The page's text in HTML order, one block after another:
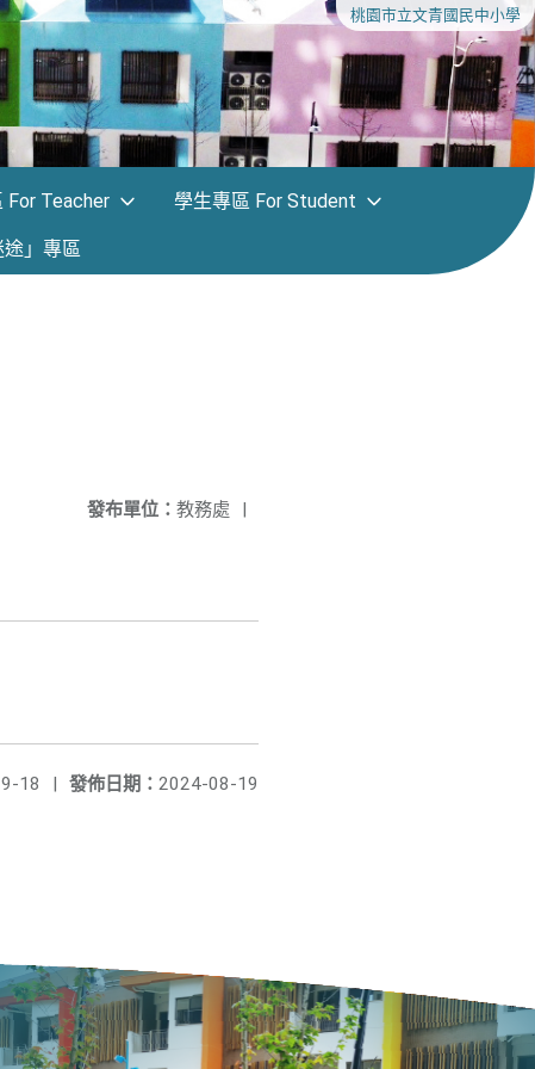
桃園市立文青國民中小學
For Teacher 學生專區 For Student
途」專區
發布單位： 教務處 |
發佈日期： 2024-08-19
18 |